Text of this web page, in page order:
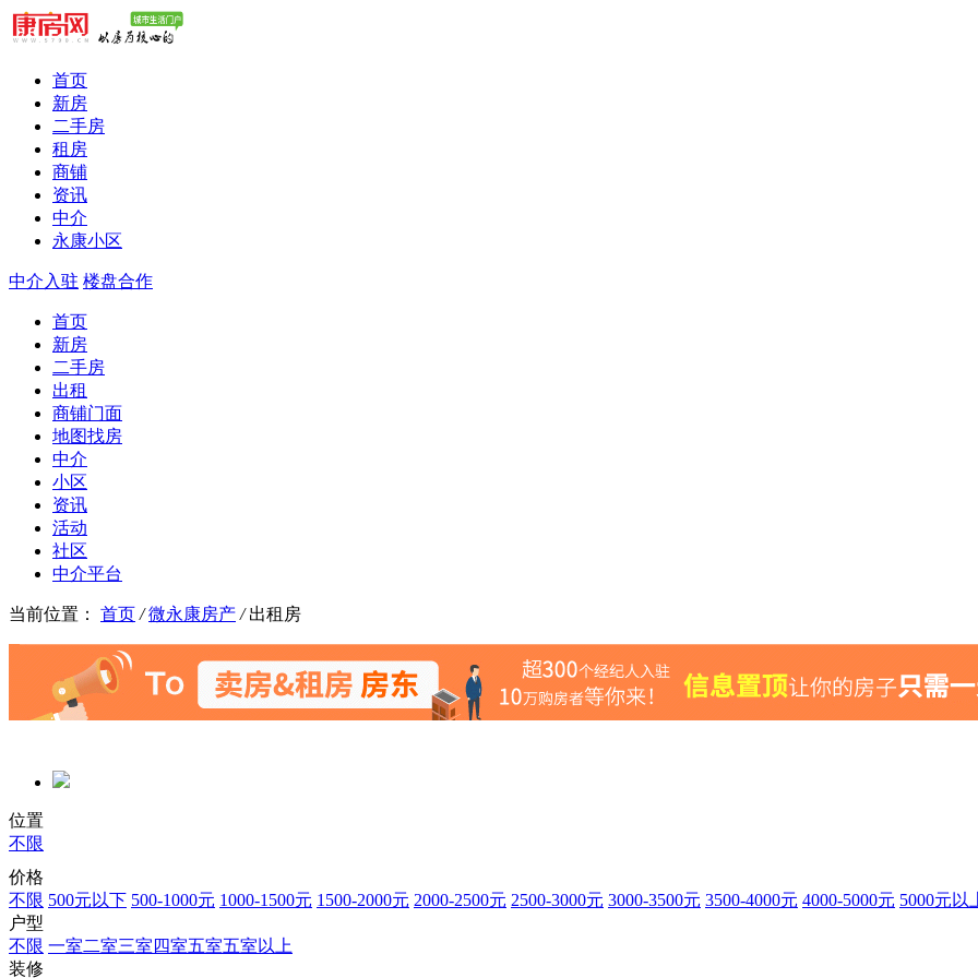
首页
新房
二手房
租房
商铺
资讯
中介
永康小区
中介入驻 楼盘合作
首页
新房
二手房
出租
商铺门面
地图找房
中介
小区
资讯
活动
社区
中介平台
当前位置： 首页 / 微永康房产 / 出租房
位置
不限
价格
不限 500元以下 500-1000元 1000-1500元 1500-2000元 2000-2500元 2500-3000元 3000-3500元 3500-4000元 4000-5000元 5000元以
户型
不限 一室二室三室 四室五室五室以上
装修